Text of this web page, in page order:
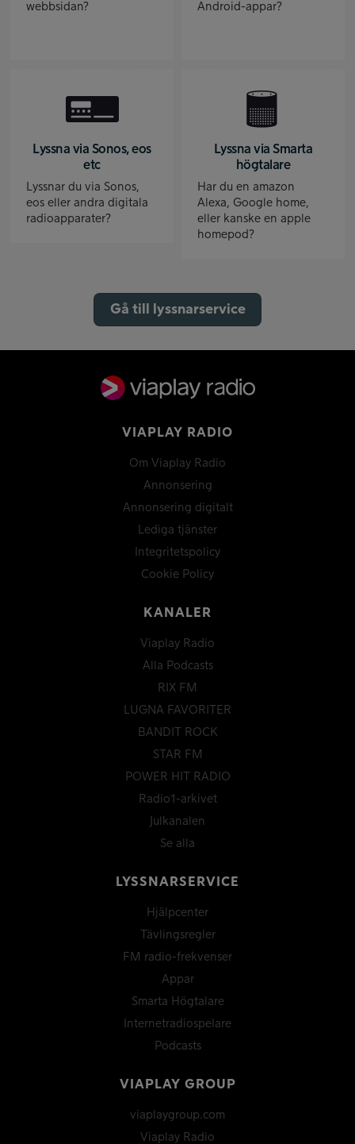
webbsidan?
Android-appar?
Lyssna via Sonos, eos
etc
Lyssnar du via Sonos,
eos eller andra digitala
radioapparater?
Lyssna via Smarta
högtalare
Har du en amazon
Alexa, Google home,
eller kanske en apple
homepod?
Gå till lyssnarservice
VIAPLAY RADIO
Om Viaplay Radio
Annonsering
Annonsering digitalt
Lediga tjänster
Integritetspolicy
Cookie Policy
KANALER
Viaplay Radio
Alla Podcasts
RIX FM
LUGNA FAVORITER
BANDIT ROCK
STAR FM
POWER HIT RADIO
Radio1-arkivet
Julkanalen
Se alla
LYSSNARSERVICE
Hjälpcenter
Tävlingsregler
FM radio-frekvenser
Appar
Smarta Högtalare
Internetradiospelare
Podcasts
VIAPLAY GROUP
viaplaygroup.com
Viaplay Radio